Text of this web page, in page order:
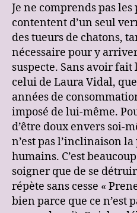
Je ne comprends pas
contentent d’un seul
des tueurs de chatons,
nécessaire pour y
suspecte. Sans avoir
celui de Laura Vidal,
années de
imposé de lui-même.
d’être doux envers soi-
n’est pas l’inclinaison
humains. C’est
soigner que de se
répète sans cesse «
bien parce que ce n’est